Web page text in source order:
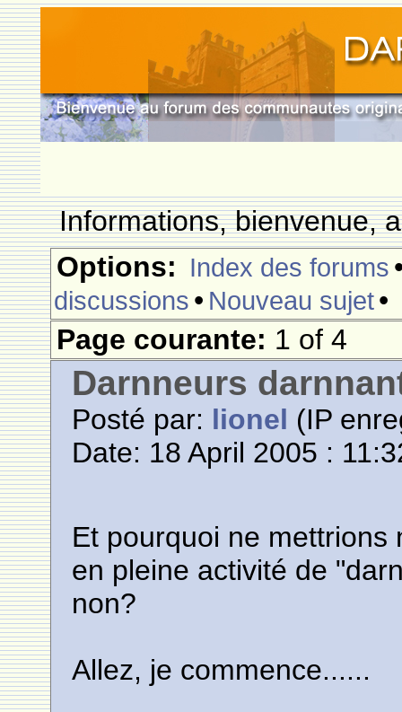
Informations, bienvenue,
Options: Index des forums
discussions • Nouveau sujet•
Page courante: 1 of 4
Darnneurs
Posté par: lionel (IP
Date: 18 April 2005 :
Et pourquoi ne
en pleine activité de
non?
Allez, je commence......